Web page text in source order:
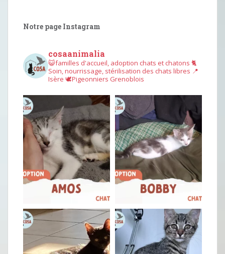
Notre page Instagram
cosaanimalia
😺familles d'accueil, adoption chats et chatons 🐈
Soin, nourrissage, stérilisation des chats libres 📍
Isère 🕊︎Pigeonniers Grenoblois